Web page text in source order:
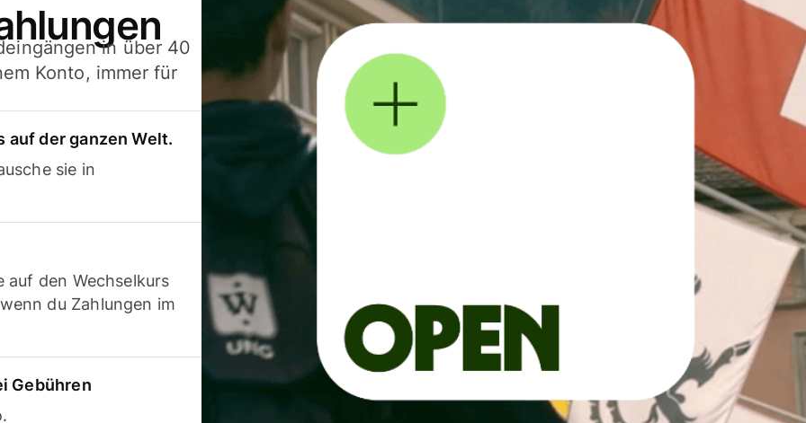
in über 40
Konto, immer für
auf der ganzen Welt.
sie in
auf den Wechselkurs
du Zahlungen im
Gebühren